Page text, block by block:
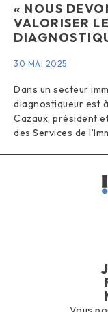
« NOUS
VALORISER
30 MAI 2025
Dans un secteur
diagnostiqueur est
Cazaux, président
des Services de